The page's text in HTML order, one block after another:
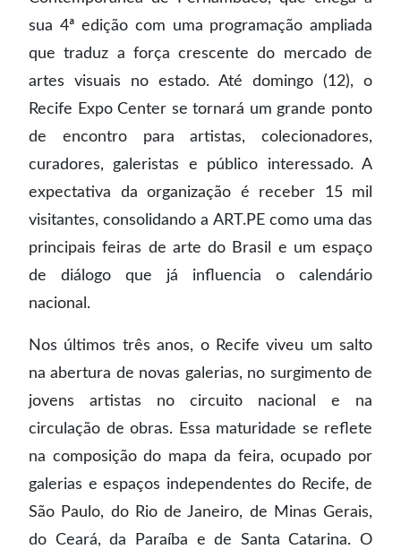
sua 4ª edição com uma programação ampliada
que traduz a força crescente do mercado de
artes visuais no estado. Até domingo (12), o
Recife Expo Center se tornará um grande ponto
de encontro para artistas, colecionadores,
curadores, galeristas e público interessado. A
expectativa da organização é receber 15 mil
visitantes, consolidando a ART.PE como uma das
principais feiras de arte do Brasil e um espaço
de diálogo que já influencia o calendário
nacional.
Nos últimos três anos, o Recife viveu um salto
na abertura de novas galerias, no surgimento de
jovens artistas no circuito nacional e na
circulação de obras. Essa maturidade se reflete
na composição do mapa da feira, ocupado por
galerias e espaços independentes do Recife, de
São Paulo, do Rio de Janeiro, de Minas Gerais,
do Ceará, da Paraíba e de Santa Catarina. O